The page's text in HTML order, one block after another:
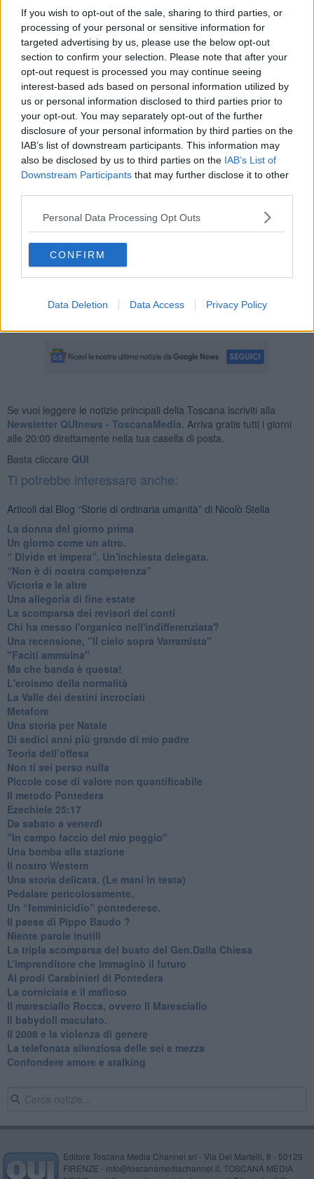
If you wish to opt-out of the sale, sharing to third parties, or
processing of your personal or sensitive information for
targeted advertising by us, please use the below opt-out
section to confirm your selection. Please note that after your
opt-out request is processed you may continue seeing
interest-based ads based on personal information utilized by
us or personal information disclosed to third parties prior to
your opt-out. You may separately opt-out of the further
disclosure of your personal information by third parties on the
IAB’s list of downstream participants. This information may
also be disclosed by us to third parties on the IAB’s List of
Downstream Participants that may further disclose it to other
Personal Data Processing Opt Outs
CONFIRM
Data Deletion Data Access Privacy Policy
rimossi.
Un ricordo sincero e appassionato sia all'uomo che dal febbraio
1993 a quel tragico 13 dicembre 1997 ha condotto la fabbrica
verso una trasformazione di vivibilità interna che a quel veicolo il cui
mito continua ad alimentarsi nel presente.
A febbraio del prossimo anno decorrono trent’anni
dall’insediamento di Giovanni Alberto Agnelli a Presidente della
Piaggio, quale miglior ricordo si poteva dedicare se non un libro
che parlasse “del ragazzo di Varramista”. Quel ragazzo che ha
iniziato la carriera facendo l’operaio in incognita alla Fiat Mirafiori e
che rinunciando ai privilegi che il suo nome gli poteva offrire preferì
servire lo Stato come Carabiniere Ausiliario nel reggimento
diverso."
Chi ne vuole sapere di più su “Il cielo sopra Varramista –
autobiografica di una Vespa” di Lando Testi e Giuseppe Cecconi è
invitato a partecipare alla presentazione del libro alle ore 18 di
domenica 3 luglio 2022 presso il giardino del Museo di Montopoli
Se vuoi leggere le notizie principali della Toscana iscriviti alla
Newsletter QUInews - ToscanaMedia. Arriva gratis tutti i giorni
alle 20:00 direttamente nella tua casella di posta.
Basta cliccare QUI
Ti potrebbe interessare anche:
Articoli dal Blog “Storie di ordinaria umanità” di Nicolò Stella
​La donna del giorno prima
​Un giorno come un altro.
​“ Divide et impera”. Un'inchiesta delegata.
“Non è di nostra competenza”
​Victoria e le altre
Una allegoria di fine estate
La scomparsa dei revisori dei conti
Chi ha messo l'organico nell'indifferenziata?
Una recensione, "Il cielo sopra Varramista"
​"Faciti ammuina"
Ma che banda è questa!
L'eroismo della normalità
​La Valle dei destini incrociati
Metafore
​Una storia per Natale
​Di sedici anni più grande di mio padre
Teoria dell’offesa
​Non ti sei perso nulla
​Piccole cose di valore non quantificabile
​Il metodo Pontedera
​Ezechiele 25:17
Da sabato a venerdì
"In campo faccio del mio peggio"
Una bomba alla stazione
Il nostro Western
Una storia delicata. (Le mani in testa)
Pedalare pericolosamente.
Un “femminicidio” pontederese.
Il paese di Pippo Baudo ?
Niente parole inutili
La tripla scomparsa del busto del Gen.Dalla Chiesa
​L’imprenditore che immaginò il futuro
Ai prodi Carabinieri di Pontedera
​La corniciaia e il mafioso
Il maresciallo Rocca, ovvero Il Maresciallo
​Il babydoll maculato.
​Il 2008 e la violenza di genere
La telefonata silenziosa delle sei e mezza
​Confondere amore e stalking
Editore Toscana Media Channel srl - Via Dei Martelli, 8 - 50129
FIRENZE - info@toscanamediachannel.it. TOSCANA MEDIA